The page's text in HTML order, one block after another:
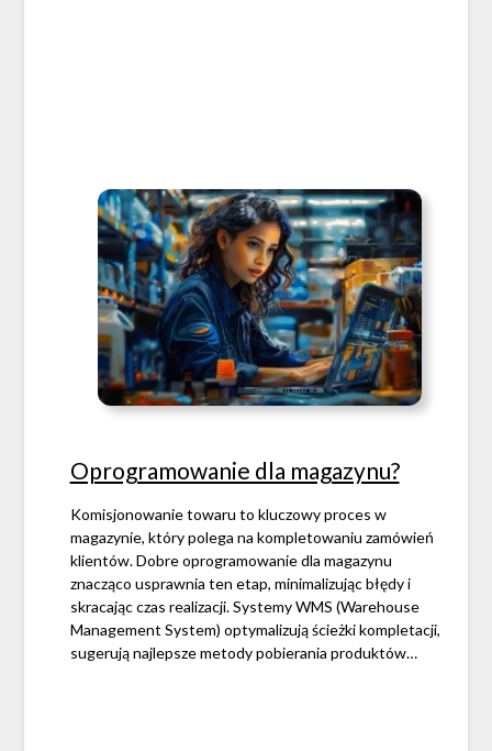
Oprogramowanie dla magazynu?
Komisjonowanie towaru to kluczowy proces w
magazynie, który polega na kompletowaniu zamówień
klientów. Dobre oprogramowanie dla magazynu
znacząco usprawnia ten etap, minimalizując błędy i
skracając czas realizacji. Systemy WMS (Warehouse
Management System) optymalizują ścieżki kompletacji,
sugerują najlepsze metody pobierania produktów…